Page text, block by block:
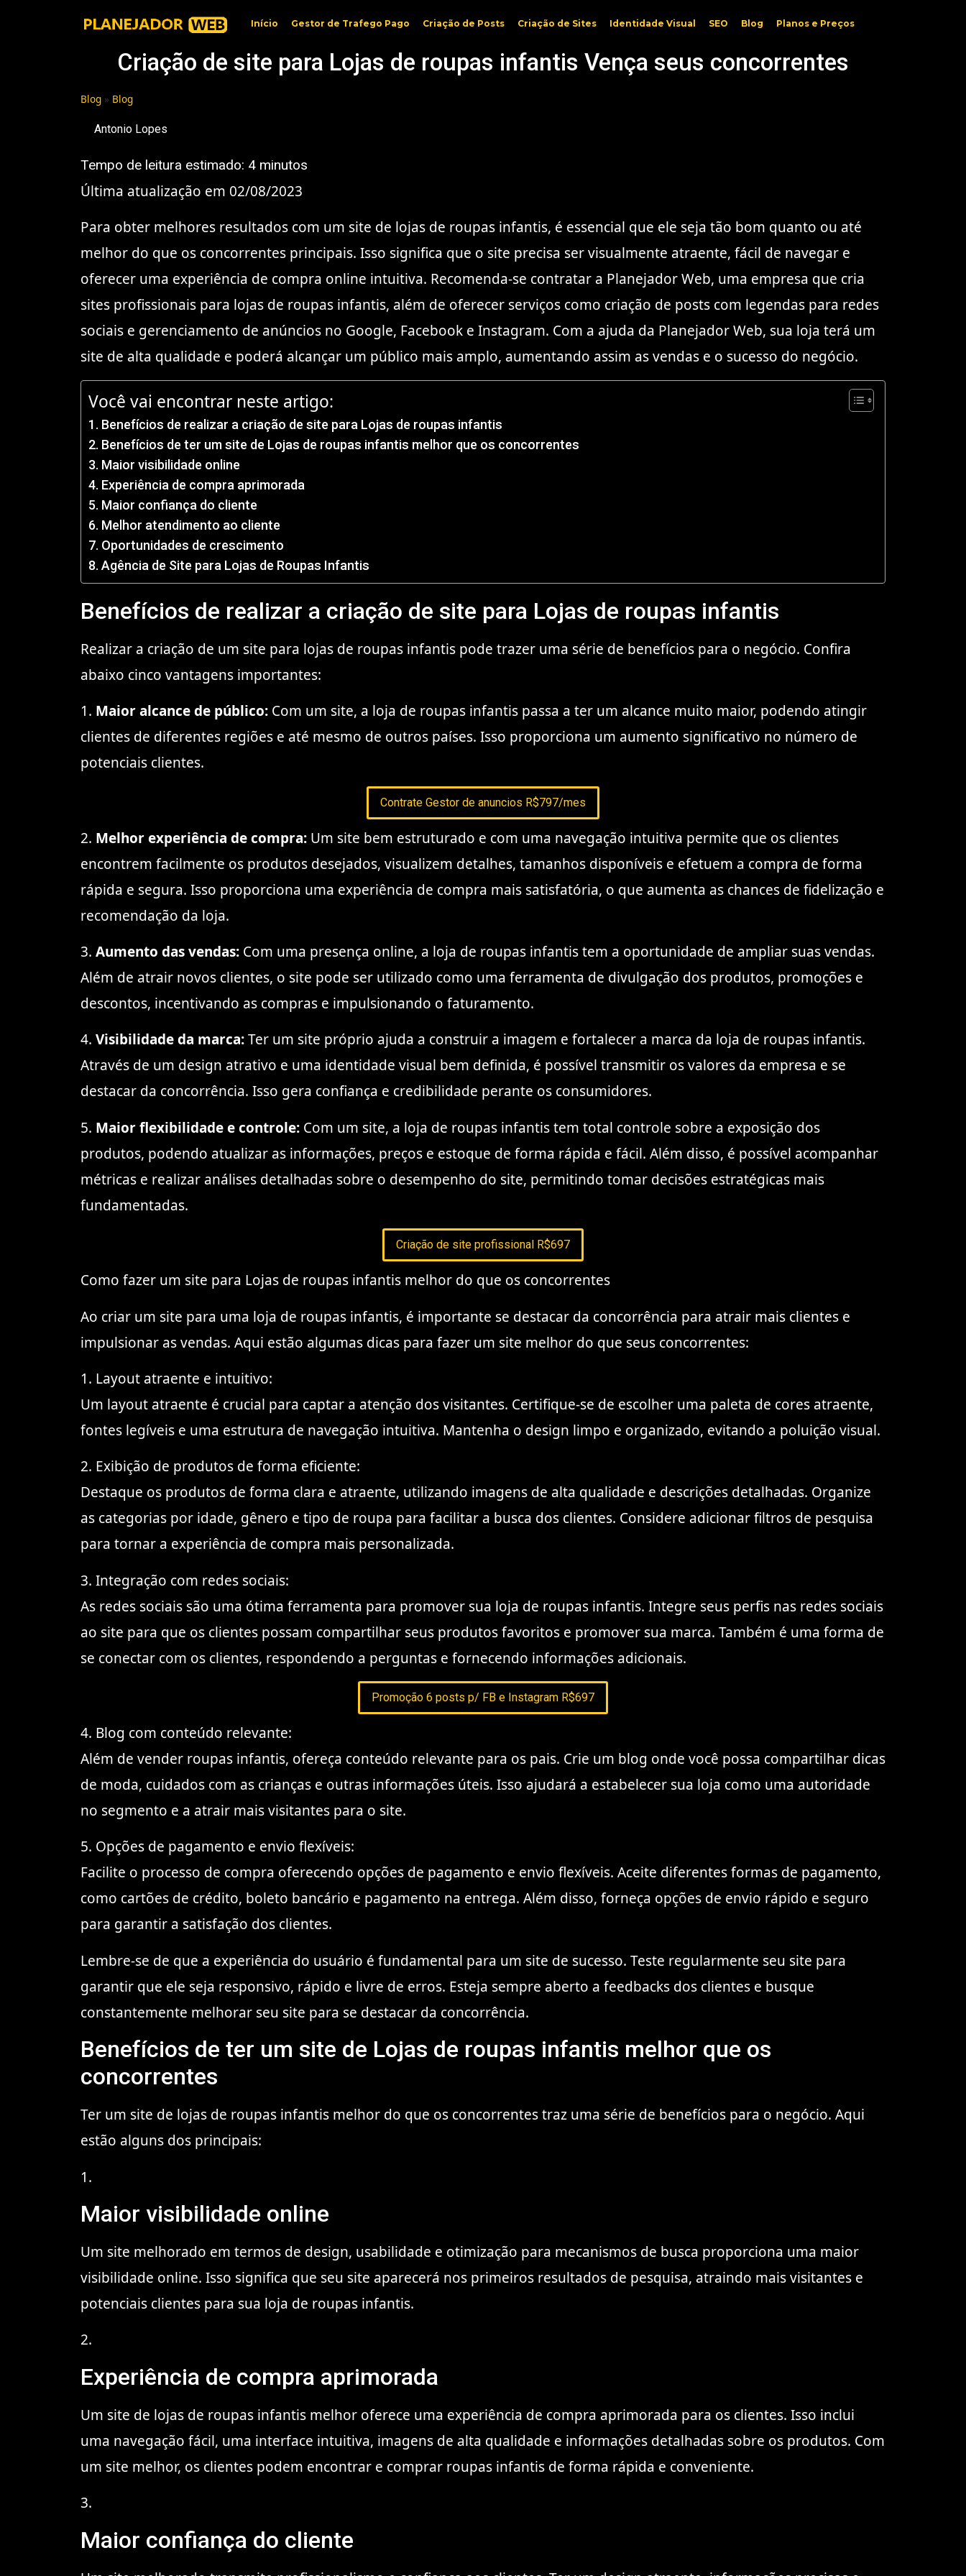
Início Gestor de Trafego Pago Criação de Posts Criação de Sites Identidade Visual SEO Blog Planos e Preços
Criação de site para Lojas de roupas infantis Vença seus concorrentes
Blog » Blog
Antonio Lopes
Tempo de leitura estimado: 4 minutos
Última atualização em 02/08/2023
Para obter melhores resultados com um site de lojas de roupas infantis, é essencial que ele seja tão bom quanto ou até
melhor do que os concorrentes principais. Isso significa que o site precisa ser visualmente atraente, fácil de navegar e
oferecer uma experiência de compra online intuitiva. Recomenda-se contratar a Planejador Web, uma empresa que cria
sites profissionais para lojas de roupas infantis, além de oferecer serviços como criação de posts com legendas para redes
sociais e gerenciamento de anúncios no Google, Facebook e Instagram. Com a ajuda da Planejador Web, sua loja terá um
site de alta qualidade e poderá alcançar um público mais amplo, aumentando assim as vendas e o sucesso do negócio.
Você vai encontrar neste artigo:
Benefícios de realizar a criação de site para Lojas de roupas infantis
Benefícios de ter um site de Lojas de roupas infantis melhor que os concorrentes
Maior visibilidade online
Experiência de compra aprimorada
Maior confiança do cliente
Melhor atendimento ao cliente
Oportunidades de crescimento
Agência de Site para Lojas de Roupas Infantis
Benefícios de realizar a criação de site para Lojas de roupas infantis
Realizar a criação de um site para lojas de roupas infantis pode trazer uma série de benefícios para o negócio. Confira
abaixo cinco vantagens importantes:
1. Maior alcance de público: Com um site, a loja de roupas infantis passa a ter um alcance muito maior, podendo atingir
clientes de diferentes regiões e até mesmo de outros países. Isso proporciona um aumento significativo no número de
potenciais clientes.
Contrate Gestor de anuncios R$797/mes
2. Melhor experiência de compra: Um site bem estruturado e com uma navegação intuitiva permite que os clientes
encontrem facilmente os produtos desejados, visualizem detalhes, tamanhos disponíveis e efetuem a compra de forma
rápida e segura. Isso proporciona uma experiência de compra mais satisfatória, o que aumenta as chances de fidelização e
recomendação da loja.
3. Aumento das vendas: Com uma presença online, a loja de roupas infantis tem a oportunidade de ampliar suas vendas.
Além de atrair novos clientes, o site pode ser utilizado como uma ferramenta de divulgação dos produtos, promoções e
descontos, incentivando as compras e impulsionando o faturamento.
4. Visibilidade da marca:Ter um site próprio ajuda a construir a imagem e fortalecer a marca da loja de roupas infantis.
Através de um design atrativo e uma identidade visual bem definida, é possível transmitir os valores da empresa e se
destacar da concorrência. Isso gera confiança e credibilidade perante os consumidores.
5. Maior flexibilidade e controle: Com um site, a loja de roupas infantis tem total controle sobre a exposição dos
produtos, podendo atualizar as informações, preços e estoque de forma rápida e fácil. Além disso, é possível acompanhar
métricas e realizar análises detalhadas sobre o desempenho do site, permitindo tomar decisões estratégicas mais
fundamentadas.
Criação de site profissional R$697
Como fazer um site para Lojas de roupas infantis melhor do que os concorrentes
Ao criar um site para uma loja de roupas infantis, é importante se destacar da concorrência para atrair mais clientes e
impulsionar as vendas. Aqui estão algumas dicas para fazer um site melhor do que seus concorrentes:
1. Layout atraente e intuitivo:
Um layout atraente é crucial para captar a atenção dos visitantes. Certifique-se de escolher uma paleta de cores atraente,
fontes legíveis e uma estrutura de navegação intuitiva. Mantenha o design limpo e organizado, evitando a poluição visual.
2. Exibição de produtos de forma eficiente:
Destaque os produtos de forma clara e atraente, utilizando imagens de alta qualidade e descrições detalhadas. Organize
as categorias por idade, gênero e tipo de roupa para facilitar a busca dos clientes. Considere adicionar filtros de pesquisa
para tornar a experiência de compra mais personalizada.
3. Integração com redes sociais:
As redes sociais são uma ótima ferramenta para promover sua loja de roupas infantis. Integre seus perfis nas redes sociais
ao site para que os clientes possam compartilhar seus produtos favoritos e promover sua marca. Também é uma forma de
se conectar com os clientes, respondendo a perguntas e fornecendo informações adicionais.
Promoção 6 posts p/ FB e Instagram R$697
4. Blog com conteúdo relevante:
Além de vender roupas infantis, ofereça conteúdo relevante para os pais. Crie um blog onde você possa compartilhar dicas
de moda, cuidados com as crianças e outras informações úteis. Isso ajudará a estabelecer sua loja como uma autoridade
no segmento e a atrair mais visitantes para o site.
5. Opções de pagamento e envio flexíveis:
Facilite o processo de compra oferecendo opções de pagamento e envio flexíveis. Aceite diferentes formas de pagamento,
como cartões de crédito, boleto bancário e pagamento na entrega. Além disso, forneça opções de envio rápido e seguro
para garantir a satisfação dos clientes.
Lembre-se de que a experiência do usuário é fundamental para um site de sucesso. Teste regularmente seu site para
garantir que ele seja responsivo, rápido e livre de erros. Esteja sempre aberto a feedbacks dos clientes e busque
constantemente melhorar seu site para se destacar da concorrência.
Benefícios de ter um site de Lojas de roupas infantis melhor que os
concorrentes
Ter um site de lojas de roupas infantis melhor do que os concorrentes traz uma série de benefícios para o negócio. Aqui
estão alguns dos principais:
1.
Maior visibilidade online
Um site melhorado em termos de design, usabilidade e otimização para mecanismos de busca proporciona uma maior
visibilidade online. Isso significa que seu site aparecerá nos primeiros resultados de pesquisa, atraindo mais visitantes e
potenciais clientes para sua loja de roupas infantis.
2.
Experiência de compra aprimorada
Um site de lojas de roupas infantis melhor oferece uma experiência de compra aprimorada para os clientes. Isso inclui
uma navegação fácil, uma interface intuitiva, imagens de alta qualidade e informações detalhadas sobre os produtos. Com
um site melhor, os clientes podem encontrar e comprar roupas infantis de forma rápida e conveniente.
3.
Maior confiança do cliente